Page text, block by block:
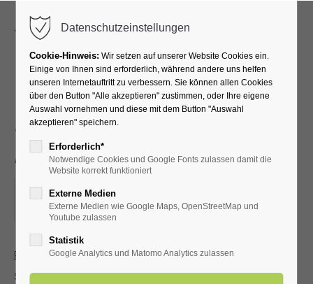
EFT Klopfakupressur -
Selbsthilfe bei Stress und
Angst
12.10.2024, 15:30–17:00
ORT: TREFFPUNKT: VOR DER KURHALLE
EFT Klopfakupressur ist eine anerkannte Heilmethode, die
schnell erlernbar ist. Sie kann bei körperlichen und
Datenschutzeinstellungen
Cookie-Hinweis: Wir setzen auf unserer Website Cookies ein.
Einige von Ihnen sind erforderlich, während andere uns helfen
unseren Internetauftritt zu verbessern. Sie können allen Cookies
über den Button "Alle akzeptieren" zustimmen, oder Ihre eigene
Auswahl vornehmen und diese mit dem Button "Auswahl
akzeptieren" speichern.
Erforderlich*
Notwendige Cookies und Google Fonts zulassen damit die
Website korrekt funktioniert
Externe Medien
Externe Medien wie Google Maps, OpenStreetMap und
Youtube zulassen
Statistik
Google Analytics und Matomo Analytics zulassen